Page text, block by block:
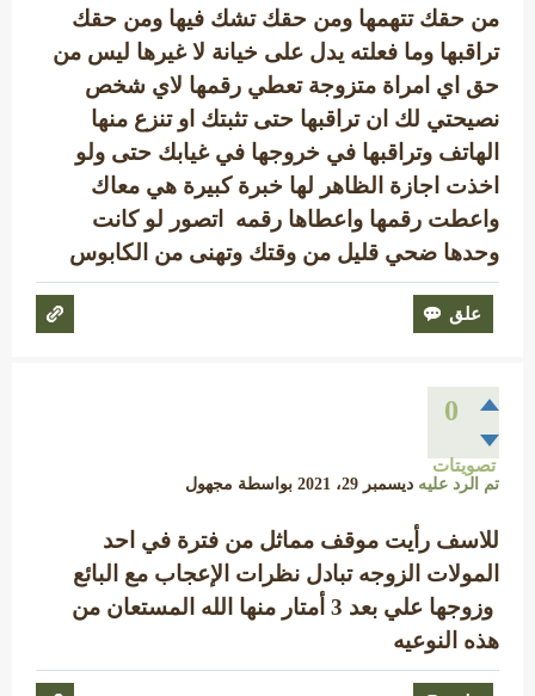
من حقك تتهمها ومن حقك تشك فيها ومن حقك
تراقبها وما فعلته يدل على خيانة لا غيرها ليس من
حق اي امراة متزوجة تعطي رقمها لاي شخص
نصيحتي لك ان تراقبها حتى تثبتك او تنزع منها
الهاتف وتراقبها في خروجها في غيابك حتى ولو
اخذت اجازة الظاهر لها خبرة كبيرة هي معاك
واعطت رقمها واعطاها رقمه اتصور لو كانت
وحدها ضحي قليل من وقتك وتهنى من الكابوس
0
تصويتات
تم الرد عليه ديسمبر 29، 2021 بواسطة مجهول
للاسف رأيت موقف مماثل من فترة في احد
المولات الزوجه تبادل نظرات الإعجاب مع البائع
وزوجها علي بعد 3 أمتار منها الله المستعان من
هذه النوعيه